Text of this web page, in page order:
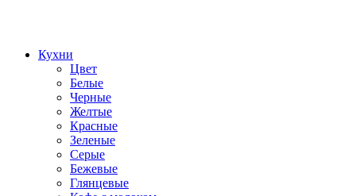
Кухни
Цвет
Белые
Черные
Желтые
Красные
Зеленые
Серые
Бежевые
Глянцевые